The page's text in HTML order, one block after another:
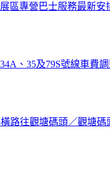
區專營巴士服務最新安
、35及79S號線車費
路往觀塘碼頭／觀塘碼